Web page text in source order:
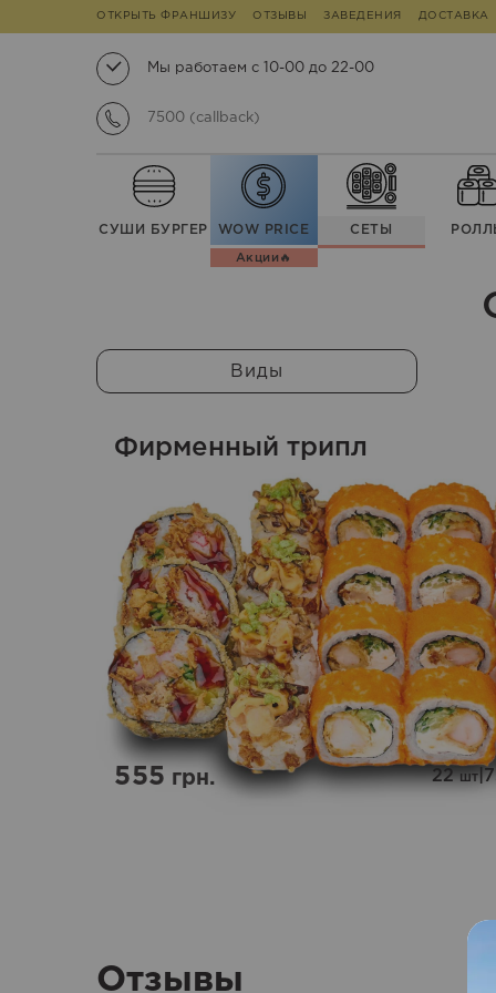
ОТКРЫТЬ ФРАНШИЗУ ОТЗЫВЫ ЗАВЕДЕНИЯ ДОСТАВКА
Мы работаем с 10-00 до 22-00
7500 (callback)
СУШИ БУРГЕР WOW PRICE
Акции🔥
СЕТЫ
Виды
Фирменный трипл
555грн. 22шт|
Отзывы